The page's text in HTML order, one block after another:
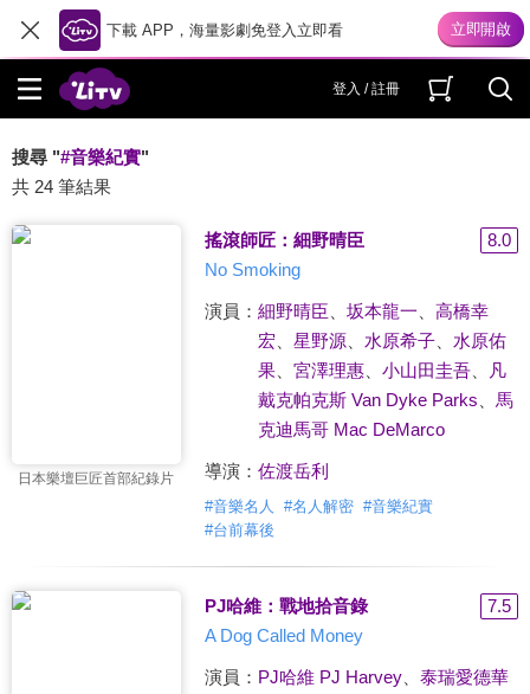
下載 APP，海量影劇免登入立即看
登入 / 註冊
搜尋 "#音樂紀實"
共 24 筆結果
日本樂壇巨匠首部紀錄片
搖滾師匠：細野晴臣
8.0
No Smoking
演員： 細野晴臣 坂本龍一
高橋幸
宏
星野源、 水原希子、 水原佑
果、 宮澤理惠、 小山田圭吾、
凡
戴克帕克斯 Van Dyke Parks
馬
克迪馬哥 Mac DeMarco
導演： 佐渡岳利
#音樂名人 #名人解密 #音樂紀實
#台前幕後
PJ哈維：戰地拾音錄
7.5
A Dog Called Money
演員： PJ哈維 PJ Harvey、 泰瑞愛德華